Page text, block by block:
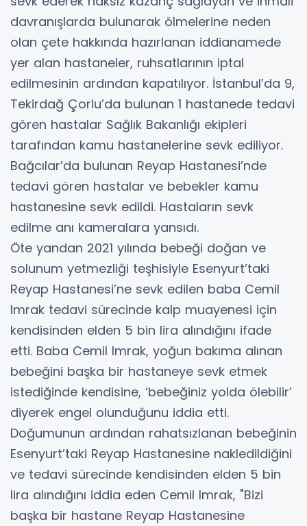
davranışlarda bulunarak ölmelerine neden
olan çete hakkında hazırlanan iddianamede
yer alan hastaneler, ruhsatlarının iptal
edilmesinin ardından kapatılıyor. İstanbul’da 9,
Tekirdağ Çorlu’da bulunan 1 hastanede tedavi
gören hastalar Sağlık Bakanlığı ekipleri
tarafından kamu hastanelerine sevk ediliyor.
Bağcılar’da bulunan Reyap Hastanesi’nde
tedavi gören hastalar ve bebekler kamu
hastanesine sevk edildi. Hastaların sevk
edilme anı kameralara yansıdı.
Öte yandan 2021 yılında bebeği doğan ve
solunum yetmezliği teşhisiyle Esenyurt’taki
Reyap Hastanesi’ne sevk edilen baba Cemil
Imrak tedavi sürecinde kalp muayenesi için
kendisinden elden 5 bin lira alındığını ifade
etti. Baba Cemil Imrak, yoğun bakıma alınan
bebeğini başka bir hastaneye sevk etmek
istediğinde kendisine, ‘bebeğiniz yolda ölebilir’
diyerek engel olunduğunu iddia etti.
Doğumunun ardından rahatsızlanan bebeğinin
Esenyurt’taki Reyap Hastanesine nakledildiğini
ve tedavi sürecinde kendisinden elden 5 bin
lira alındığını iddia eden Cemil Imrak, "Bizi
başka bir hastane Reyap Hastanesine